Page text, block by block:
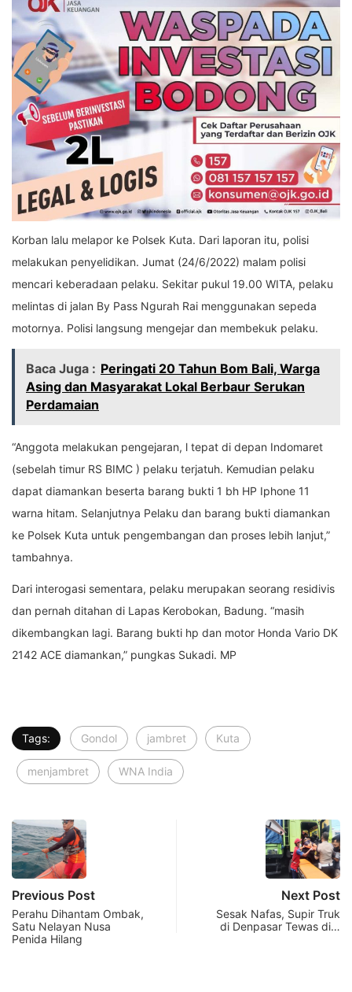
Korban lalu melapor ke Polsek Kuta. Dari laporan itu, polisi
melakukan penyelidikan. Jumat (24/6/2022) malam polisi
mencari keberadaan pelaku. Sekitar pukul 19.00 WITA, pelaku
melintas di jalan By Pass Ngurah Rai menggunakan sepeda
motornya. Polisi langsung mengejar dan membekuk pelaku.
Baca Juga : Peringati 20 Tahun Bom Bali, Warga
Asing dan Masyarakat Lokal Berbaur Serukan
Perdamaian
“Anggota melakukan pengejaran, l tepat di depan Indomaret
(sebelah timur RS BIMC ) pelaku terjatuh. Kemudian pelaku
dapat diamankan beserta barang bukti 1 bh HP Iphone 11
warna hitam. Selanjutnya Pelaku dan barang bukti diamankan
ke Polsek Kuta untuk pengembangan dan proses lebih lanjut,”
tambahnya.
Dari interogasi sementara, pelaku merupakan seorang residivis
dan pernah ditahan di Lapas Kerobokan, Badung. “masih
dikembangkan lagi. Barang bukti hp dan motor Honda Vario DK
2142 ACE diamankan,” pungkas Sukadi. MP
Tags: Gondol jambret Kuta
menjambret WNA India
Previous Post
Perahu Dihantam Ombak,
Satu Nelayan Nusa
Penida Hilang
Next Post
Sesak Nafas, Supir Truk
di Denpasar Tewas di…